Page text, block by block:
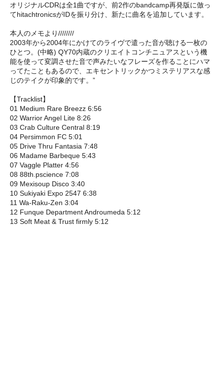
オリジナルCDRは全1曲ですが、前2作のbandcamp再発版に倣っ
てhitachtronicsがIDを振り分け、新たに曲名を追加しています。
本人のメモより////////
2003年から2004年にかけてのライヴで遣った音が聴ける一枚の
ひとつ。(中略) QY70内蔵のクリエイトコンチニュアスという機
能を使って変調させた音で声みたいなフレーズを作ることにハマ
ってたこともあるので、エキセントリックかつミステリアスな感
じのテイクが印象的です。”
【Tracklist】
01 Medium Rare Breezz 6:56
02 Warrior Angel Lite 8:26
03 Crab Culture Central 8:19
04 Persimmon FC 5:01
05 Drive Thru Fantasia 7:48
06 Madame Barbeque 5:43
07 Vaggle Platter 4:56
08 88th.pscience 7:08
09 Mexisoup Disco 3:40
10 Sukiyaki Expo 2547 6:38
11 Wa-Raku-Zen 3:04
12 Funque Department Androumeda 5:12
13 Soft Meat & Trust firmly 5:12